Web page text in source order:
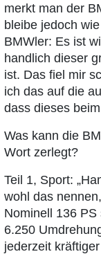
merkt man der
bleibe jedoch
BMWler: Es ist
handlich dieser
ist. Das fiel mir
ich das auf die
dass dieses
Was kann die
Wort zerlegt?
Teil 1, Sport:
wohl das
Nominell 136
6.250
jederzeit